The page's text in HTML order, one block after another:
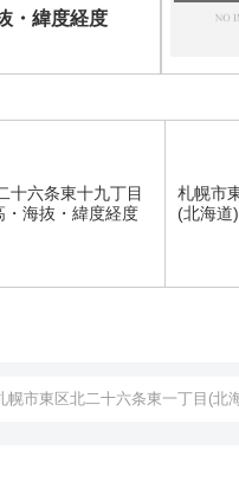
・緯度経度
十六条東十九丁目
・海抜・緯度経度
札幌市
(北海道
幌市東区北二十六条東一丁目(北